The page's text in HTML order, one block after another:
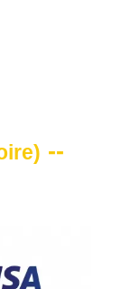
) --